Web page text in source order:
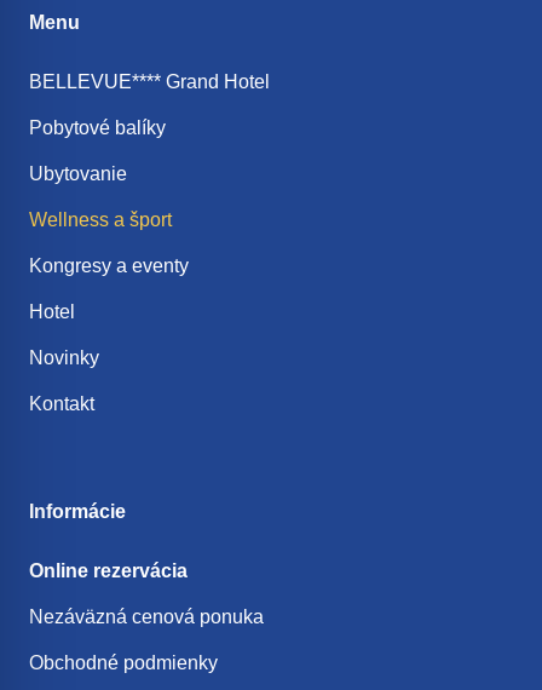
Menu
BELLEVUE**** Grand Hotel
Pobytové balíky
Ubytovanie
Wellness a šport
Kongresy a eventy
Hotel
Novinky
Kontakt
Informácie
Online rezervácia
Nezáväzná cenová ponuka
Obchodné podmienky